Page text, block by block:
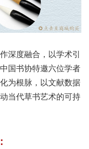
度融合，以学术引
国书协特邀六位学者
为根脉，以文献数据
当代草书艺术的可持